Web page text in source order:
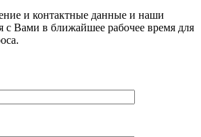
и контактные данные и наши
с Вами в ближайшее рабочее время для